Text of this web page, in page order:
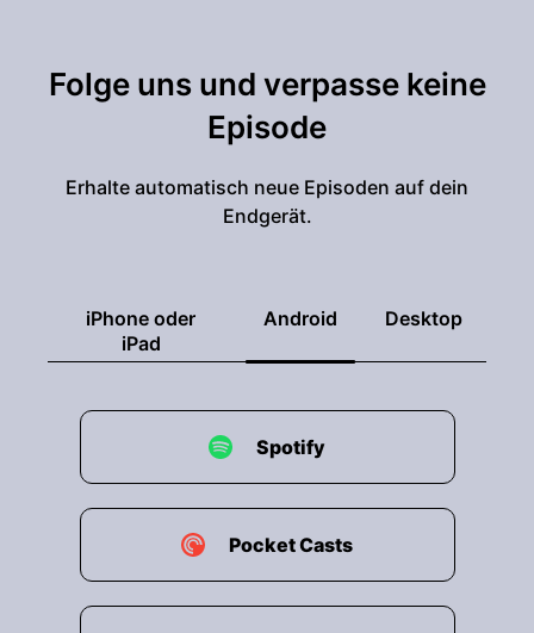
Folge uns und verpasse keine
Episode
Erhalte automatisch neue Episoden auf dein
Endgerät.
iPhone oder
iPad
Android Desktop
Spotify
Pocket Casts